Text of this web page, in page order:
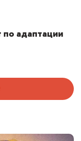
адаптации